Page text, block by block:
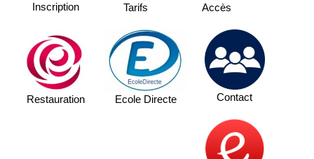
Inscription Tarifs Accès
Restauration Ecole Directe Contact